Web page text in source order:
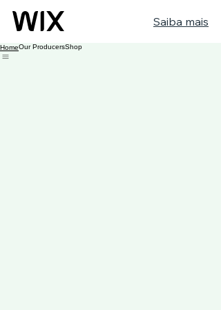
Saiba mais